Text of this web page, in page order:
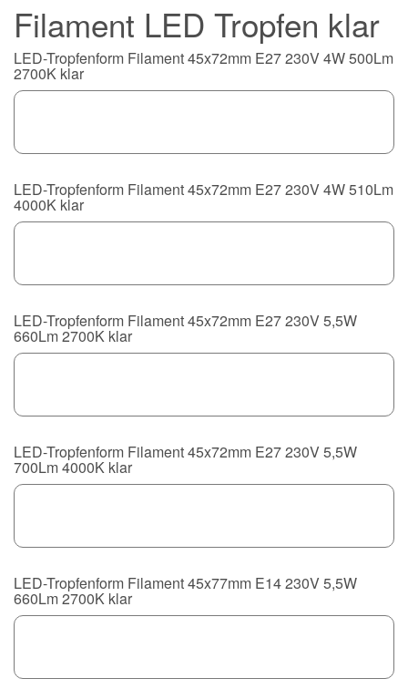
Filament LED Tropfen klar
LED-Tropfenform Filament 45x72mm E27 230V 4W 500Lm
2700K klar
LED-Tropfenform Filament 45x72mm E27 230V 4W 510Lm
4000K klar
LED-Tropfenform Filament 45x72mm E27 230V 5,5W
660Lm 2700K klar
LED-Tropfenform Filament 45x72mm E27 230V 5,5W
700Lm 4000K klar
LED-Tropfenform Filament 45x77mm E14 230V 5,5W
660Lm 2700K klar